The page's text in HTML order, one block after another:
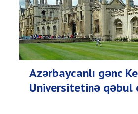
Azərbaycanlı gənc
Universitetinə qəbul